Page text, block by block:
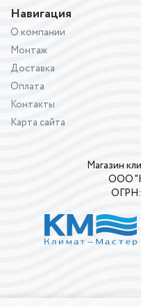
Навигация
О компании
Монтаж
Доставка
Оплата
Контакты
Карта сайта
Магазин
ООО
ОГРН: